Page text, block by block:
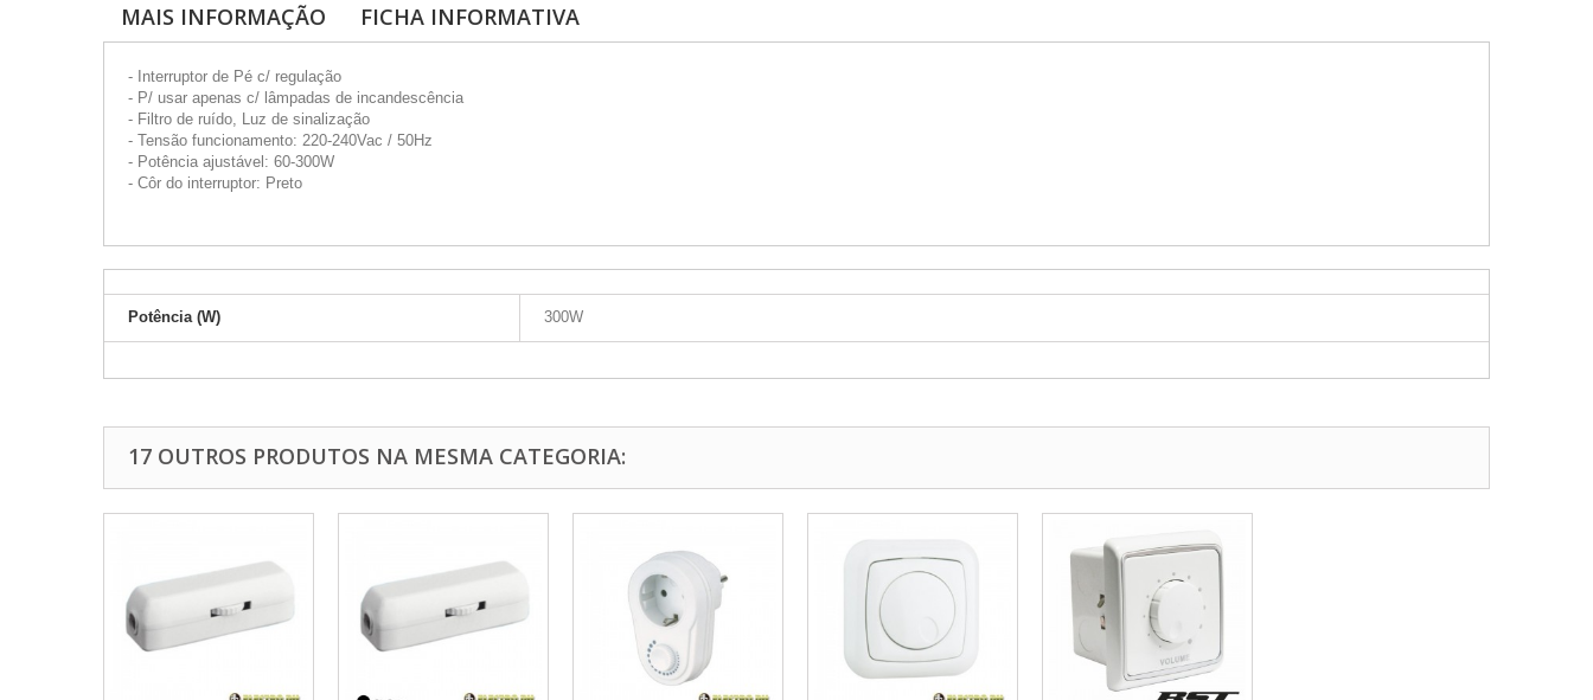
MAIS INFORMAÇÃO FICHA INFORMATIVA
- Interruptor de Pé c/ regulação
- P/ usar apenas c/ lâmpadas de incandescência
- Filtro de ruído, Luz de sinalização
- Tensão funcionamento: 220-240Vac / 50Hz
- Potência ajustável: 60-300W
- Côr do interruptor: Preto
Potência (W) 300W
17 OUTROS PRODUTOS NA MESMA CATEGORIA: